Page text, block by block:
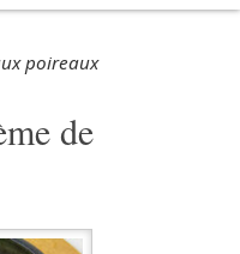
poireaux
de